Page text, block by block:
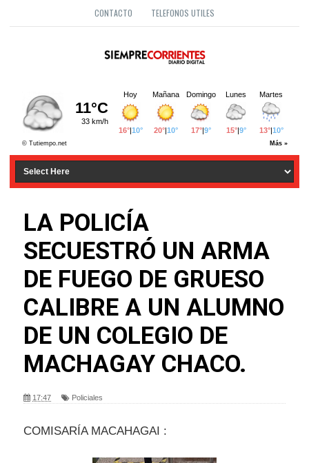
CONTACTO TELEFONOS UTILES
LA POLICÍA
SECUESTRÓ UN ARMA
DE FUEGO DE GRUESO
CALIBRE A UN ALUMNO
DE UN COLEGIO DE
MACHAGAY CHACO.
17:47 Policiales
COMISARÍA MACAHAGAI :